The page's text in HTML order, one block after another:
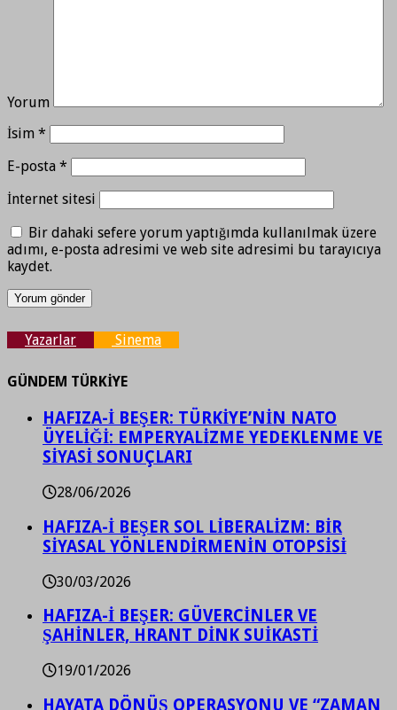
Yorum
İsim *
E-posta *
İnternet sitesi
Bir dahaki sefere yorum yaptığımda kullanılmak üzere
adımı, e-posta adresimi ve web site adresimi bu tarayıcıya
kaydet.
Yazarlar Sinema
GÜNDEM TÜRKİYE
HAFIZA-İ BEŞER: TÜRKİYE’NİN NATO
ÜYELİĞİ: EMPERYALİZME YEDEKLENME VE
SİYASİ SONUÇLARI
28/06/2026
HAFIZA-İ BEŞER SOL LİBERALİZM: BİR
SİYASAL YÖNLENDİRMENİN OTOPSİSİ
30/03/2026
HAFIZA-İ BEŞER: GÜVERCİNLER VE
ŞAHİNLER, HRANT DİNK SUİKASTİ
19/01/2026
HAYATA DÖNÜŞ OPERASYONU VE “ZAMAN